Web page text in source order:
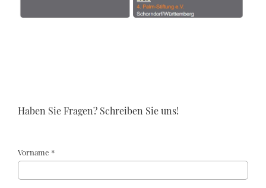
Haben Sie Fragen? Schreiben Sie uns!
Vorname *